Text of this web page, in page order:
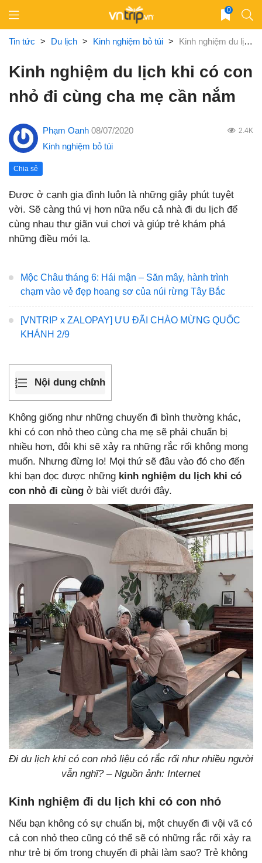
content
0
Tin tức > Du lịch > Kinh nghiệm bỏ túi > Kinh nghiệm du lịch khi có con nhỏ đi cùng cha mẹ cần nắm
Kinh nghiệm du lịch khi có con
nhỏ đi cùng cha mẹ cần nắm
Phạm Oanh 08/07/2020 2.4K
Kinh nghiệm bỏ túi
Chia sẻ
Được ở cạnh gia đình luôn là những giây phút tuyệt
vời. Sẽ càng thú vị hơn nữa nếu cả nhà đi du lịch để
cùng nhau thư giãn vui chơi và giúp trẻ khám phá
những điều mới lạ.
Mộc Châu tháng 6: Hái mận – Săn mây, hành trình
chạm vào vẻ đẹp hoang sơ của núi rừng Tây Bắc
[VNTRIP x ZALOPAY] ƯU ĐÃI CHÀO MỪNG QUỐC
KHÁNH 2/9
Nội dung chính
Không giống như những chuyến đi bình thường khác,
khi có con nhỏ theo cùng cha mẹ sẽ phải chuẩn bị
nhiều hơn, đôi khi sẽ xảy ra những rắc rối không mong
muốn. Nhưng đừng lo! Mọi thứ sẽ đâu vào đó cho đến
khi bạn đọc được những kinh nghiệm du lịch khi có
con nhỏ đi cùng ở bài viết dưới đây.
Đi du lịch khi có con nhỏ liệu có rắc rối như nhiều người
vẫn nghĩ? – Nguồn ảnh: Internet
Kinh nghiệm đi du lịch khi có con nhỏ
Nếu bạn không có sự chuẩn bị, một chuyến đi vội vã có
cả con nhỏ theo cũng có thể sẽ có những rắc rối xảy ra
như trẻ bị ốm trong chuyến đi phải làm sao? Trẻ không